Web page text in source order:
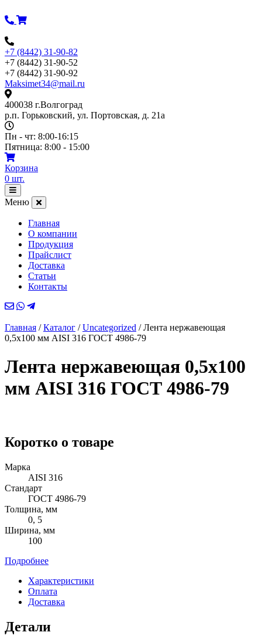
к
+7 (8442) 31-90-82
+7 (8442) 31-90-52
+7 (8442) 31-90-92
Maksimet34@mail.ru
400038 г.Волгоград
р.п. Горьковский, ул. Портовская, д. 21а
Пн - чт: 8:00-16:15
Пятница: 8:00 - 15:00
Корзина
0 шт.
Открыть
меню
Меню
Главная
О компании
Продукция
Прайслист
Доставка
Статьи
Контакты
Главная /Каталог /Uncategorized /Лента нержавеющая
0,5х100 мм AISI 316 ГОСТ 4986-79
Лента нержавеющая 0,5х100
мм AISI 316 ГОСТ 4986-79
Коротко о товаре
Марка
AISI 316
Стандарт
ГОСТ 4986-79
Толщина, мм
0, 5
Ширина, мм
100
Подробнее
Характеристики
Оплата
Доставка
Детали